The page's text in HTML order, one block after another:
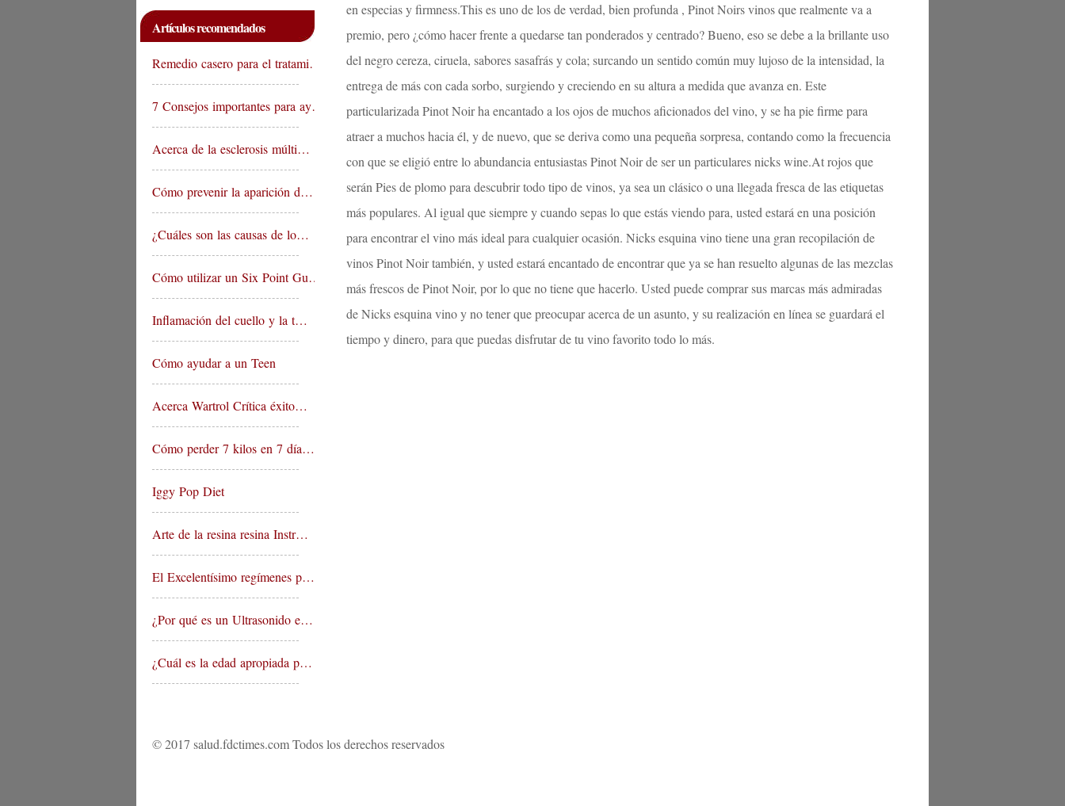
Artículos recomendados
Remedio casero para el tratami…
7 Consejos importantes para ay…
Acerca de la esclerosis múlti…
Cómo prevenir la aparición d…
¿Cuáles son las causas de lo…
Cómo utilizar un Six Point Gu…
Inflamación del cuello y la t…
Cómo ayudar a un Teen
Acerca Wartrol Crítica éxito…
Cómo perder 7 kilos en 7 día…
Iggy Pop Diet
Arte de la resina resina Instr…
El Excelentísimo regímenes p…
¿Por qué es un Ultrasonido e…
¿Cuál es la edad apropiada p…
en especias y firmness.This es uno de los de verdad, bien profunda , Pinot Noirs vinos que realmente va a
premio, pero ¿cómo hacer frente a quedarse tan ponderados y centrado? Bueno, eso se debe a la brillante uso
del negro cereza, ciruela, sabores sasafrás y cola; surcando un sentido común muy lujoso de la intensidad, la
entrega de más con cada sorbo, surgiendo y creciendo en su altura a medida que avanza en. Este
particularizada Pinot Noir ha encantado a los ojos de muchos aficionados del vino, y se ha pie firme para
atraer a muchos hacia él, y de nuevo, que se deriva como una pequeña sorpresa, contando como la frecuencia
con que se eligió entre lo abundancia entusiastas Pinot Noir de ser un particulares nicks wine.At rojos que
serán Pies de plomo para descubrir todo tipo de vinos, ya sea un clásico o una llegada fresca de las etiquetas
más populares. Al igual que siempre y cuando sepas lo que estás viendo para, usted estará en una posición
para encontrar el vino más ideal para cualquier ocasión. Nicks esquina vino tiene una gran recopilación de
vinos Pinot Noir también, y usted estará encantado de encontrar que ya se han resuelto algunas de las mezclas
más frescos de Pinot Noir, por lo que no tiene que hacerlo. Usted puede comprar sus marcas más admiradas
de Nicks esquina vino y no tener que preocupar acerca de un asunto, y su realización en línea se guardará el
tiempo y dinero, para que puedas disfrutar de tu vino favorito todo lo más.
© 2017 salud.fdctimes.com Todos los derechos reservados